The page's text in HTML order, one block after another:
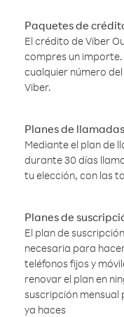
Paquetes de
El crédito de Viber
compres un
cualquier número
Viber.
Planes de
Mediante el plan de
durante 30 días
tu elección, con las
Planes de
El plan de
necesaria para
teléfonos fijos y
renovar el plan en
suscripción mensual
ya haces